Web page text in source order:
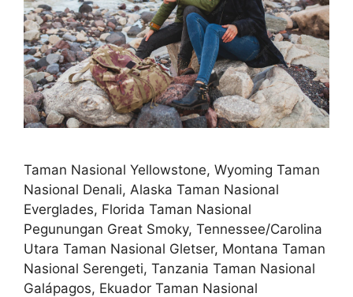
Taman Nasional Yellowstone, Wyoming Taman
Nasional Denali, Alaska Taman Nasional
Everglades, Florida Taman Nasional
Pegunungan Great Smoky, Tennessee/Carolina
Utara Taman Nasional Gletser, Montana Taman
Nasional Serengeti, Tanzania Taman Nasional
Galápagos, Ekuador Taman Nasional